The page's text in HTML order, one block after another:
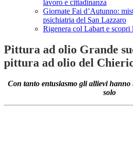
lavoro e cittadinanza
Giornate Fai d’Autunno:
psichiatria del San Lazzaro
Rigenera col Labart e scopri
Pittura ad olio Grande
pittura ad olio del
Con tanto entusiasmo gli allievi hanno
solo